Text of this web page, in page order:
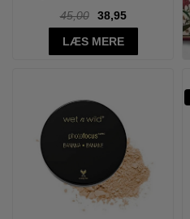
45,00
38,95
LÆS MERE